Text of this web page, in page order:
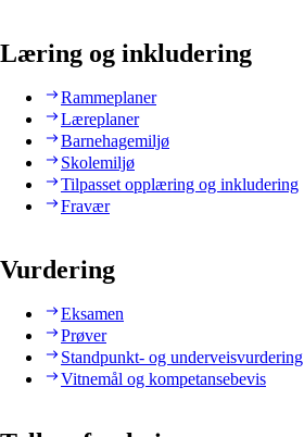
Læring og inkludering
Rammeplaner
Læreplaner
Barnehagemiljø
Skolemiljø
Tilpasset opplæring og inkludering
Fravær
Vurdering
Eksamen
Prøver
Standpunkt- og underveisvurdering
Vitnemål og kompetansebevis